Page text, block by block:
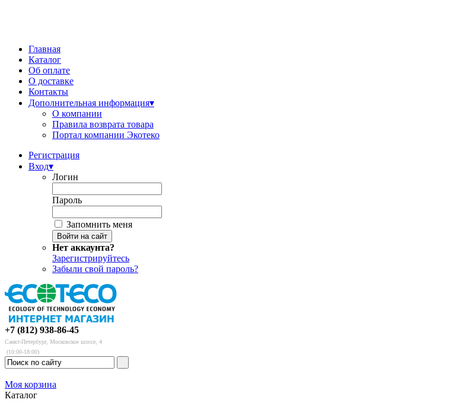
Главная
Каталог
Об оплате
О доставке
Контакты
Дополнительная информация▾
О компании
Правила возврата товара
Портал компании Экотеко
Регистрация
Вход▾
Логин
Пароль
Запомнить меня
Нет аккаунта?
Зарегистрируйтесь
Забыли свой пароль?
+7 (812) 938-86-45
Санкт-Петербург, Московское шоссе, 4
(10:00-18:00)
Моя корзина
Каталог